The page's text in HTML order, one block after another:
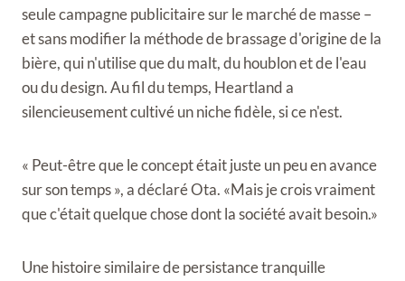
seule campagne publicitaire sur le marché de masse –
et sans modifier la méthode de brassage d'origine de la
bière, qui n'utilise que du malt, du houblon et de l'eau
ou du design. Au fil du temps, Heartland a
silencieusement cultivé un niche fidèle, si ce n'est.
« Peut-être que le concept était juste un peu en avance
sur son temps », a déclaré Ota. «Mais je crois vraiment
que c'était quelque chose dont la société avait besoin.»
Une histoire similaire de persistance tranquille